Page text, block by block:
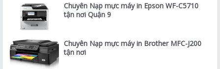
Chuyên Nạp mực máy in Epson WF-C5710
tận nơi Quận 9
Chuyên Nạp mực máy in Brother MFC-J200
tận nơi